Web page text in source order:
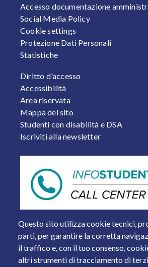
Questo sito utilizza cookie tecnici,
parti, per garantire la corretta
il traffico e, con il tuo consenso,
altri strumenti di tracciamento di
Accesso documentazione
Social Media Policy
Cookie settings
Protezione Dati Personali
Statistiche
FOOTER 2
Diritto d'accesso
Accessibilità
Area riservata
Mappa del sito
Studenti con disabilità e DSA
Iscriviti alla newsletter